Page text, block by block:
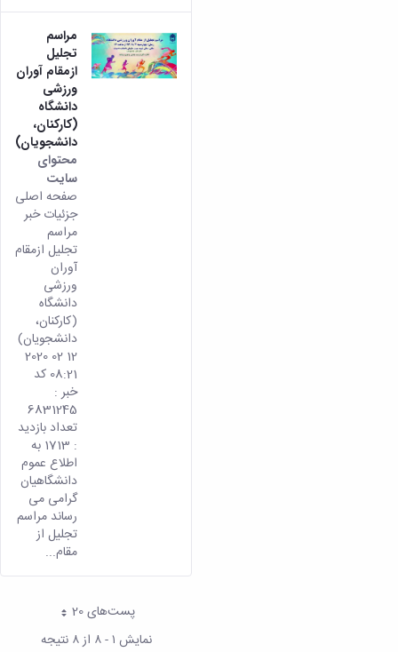
مراسم
تجلیل
ازمقام آوران
ورزشی
دانشگاه
(کارکنان،
دانشجویان)
محتوای
سایت
صفحه اصلی
جزئیات خبر
مراسم
تجلیل ازمقام
آوران
ورزشی
دانشگاه
(کارکنان،
دانشجویان)
12 02 2020
08:21 کد
خبر :
6831245
تعداد بازدید
: 1713 به
اطلاع عموم
دانشگاهیان
گرامی می
رساند مراسم
تجلیل از
مقام...
پست‌‌های 20هر صفحه
نمایش ۱ - ۸ از ۸ نتیجه